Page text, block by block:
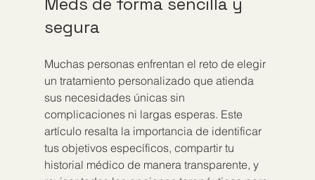
segura
Muchas personas enfrentan el reto de elegir
un tratamiento personalizado que atienda
sus necesidades únicas sin
complicaciones ni largas esperas. Este
artículo resalta la importancia de identificar
tus objetivos específicos, compartir tu
historial médico de manera transparente, y